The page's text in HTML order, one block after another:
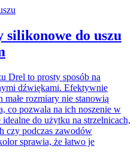
do uszu
Drel to prosty sposób na
dźwiękami. Efektywnie
małe rozmiary nie stanowią
co pozwala na ich noszenie w
do użytku na strzelnicach,
czy podczas zawodów
sprawia, że łatwo je